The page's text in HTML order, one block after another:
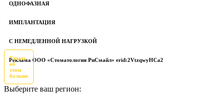
ОДНОФАЗНАЯ
ИМПЛАНТАЦИЯ
С НЕМЕДЛЕННОЙ НАГРУЗКОЙ
Реклама ООО «Стоматология РиСмайл» erid:2VtzqwyHCa2
Узнать
об
этом
больше
Выберите ваш регион: